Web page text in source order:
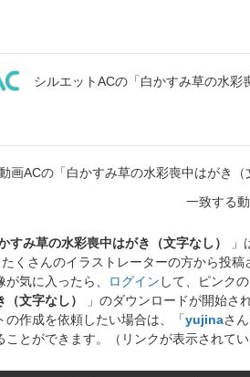
シルエットACの「白かすみ草の水
画ACの「白かすみ草の水彩喪中はがき
一致する
すみ草の水彩喪中はがき（文字なし） 」
くさんのイラストレーターの方から投
気に入ったら、
ログイン して、ピンク
文字なし）
」のダウンロードが開始さ
の作成を依頼したい場合は、「yujinaさ
ことができます。（リンクが表示されて